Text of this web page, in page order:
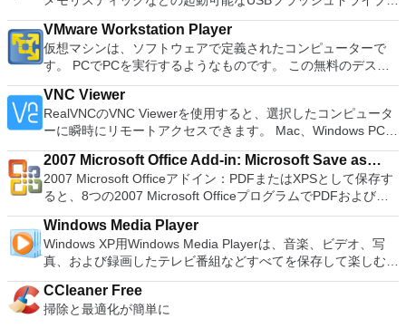
It is an easy to use, yet powerful app that will protect the
contents of your files and encrypt your text messages. The
only downside we could find is that you are not able to set a
master password that can be used for all encryptions.
However, with some useful tools such as batch mode and
checksum verification, Encrypt Care is a handy utility to own.
Writer Efficient word processor. Presentation Multimedia
presentations creator. Spreadsheets Powerful tool for data
processing and analysis. 100% compatible with MS Office
document file types (.docx, .pptx, .xlsx, etc.). Thousands of
support (iOS and Android). WPS Cloud Storage included.
Although it is a free suite, WPS Office 2016 Free comes with
many innovative features, including a useful a paragraph
adjustment tool int he Writer program. It has an Office to PDF
converter, automatic spell checking and word count features.
It also has some neat tools such as the Watermark in
document, and converting PowerPoint to Word document
support. Overall, WPS Office 2016 Free is a good alternative
to Microsoft's offering. The Writer program is a versatile word
processor; the Presentation program is an easy to use and
effective slide show maker that helps you to create impressive
multimedia presentations; and the Spreadsheets program is
both a flexible and a powerful spreadsheet application.
供するため、Playstation 2コンソールのすべての所有者は、
PCで動作するゲームを見ることができます。 PCSX2エミュレ
ーターを使用すると、PS2コントローラーを使用して、本物の
プレイステーション体験をシミュレートできます。このアプリ
ケーションでは、ディスクからゲームを直接実行することも、
ハードドライブからISOイメージとして実行することもできま
す。 主な機能は次のとおりです。 Savestates：ボタンを1つ
押すだけで、ゲームの現在の「状態」を保存できます。 無制
限のメモリーカード：好きなだけメモリーカードを保存でき、
8MBから64MBまでの単一の物理カードに制限されなくなりま
した。 高解像度グラフィックス：PCSX2を使用すると、
1080pまたは4K HDでゲームをプレイできます。 全体とし
ゲームを高い精度でエミュレートでき、Windowsとエミュレ
ーターを切り替えることができます。欠点は、高速ゲームに苦
労し、時々フリーズまたはクラッシュすることです。* PCSX2
を使用するには、コンソールから抽出できるPlaystation 2
BIOSが必要です。
フォーマットおよび作成できます。 Rufusは、次のシナリオで
役立ちます。 Windows、Linux、およびUEFI用の起動可能な
ISOからUSBインストールメディアを作成する必要がある場
合。 OSがインストールされていないシステムで作業する必要
がある場合。 BIOSまたはその他のファームウェアをDOSから
フラッシュする必要がある場合。 低レベルのユーティリティ
を実行する必要がある場合。 Rufusは次の* ISOで動作しま
す：Arch Linux、Archbang、BartPE / pebuilder、CentOS、
Damn Small Linux、Fedora、FreeDOS、Gentoo、
gNewSense、Hiren&#39;s Boot CD、LiveXP、Knoppix、
Kubuntu、Linux Mint、NT Password Registry Editor、
OpenSUSE、Parted Magic、Slackware、Tails、Trinity
Rescue Kit、Ubuntu、Ultimate Boot CD、Windows XP（SP2
以降）、Windows Server 2003 R2、Windows Vista、
Windows 7、Windows 8。 *このリストは完全ではありませ
ア語、マレーシア語、セシュティナ、ダンスク、ドイツ語、英
語、スペイン語、フランス語、フルバツキー、イタリア語、ラ
VMware Workstation Player
仮想マシンは、ソフトウェアで定義されたコンピューターで
す。 PCでPCを実行するようなものです。 この無料のデスク
トップ仮想化ソフトウェアアプリケーションにより、VMware
Workstation、VMware Fusion、VMware Server、または
VMware ESXで作成された仮想マシンを簡単に操作できます。
主な機能は次のとおりです。 1台のPCで複数のオペレーティ
ングシステムを同時に実行します。 インストールや構成の問
題なしに、事前構成された製品の利点を体験してください。
ホストコンピューターと仮想マシン間でデータを共有します。
32ビットと64ビットの両方の仮想マシンを実行します。 2-
way Virtual SMPを活用します。 サードパーティの仮想マシン
とイメージを使用します。 ホストコンピューターと仮想マシ
ン間でデータを共有します。 幅広いホストおよびゲストオペ
レーティングシステムのサポート。 USB 2.0デバイスのサポー
ト。 起動時にアプライアンス情報を取得します。 直感的なホ
ームページインターフェイスを介して仮想マシンに簡単にアク
VNC Viewer
RealVNCのVNC Viewerを使用すると、選択したコンピュータ
ーに瞬時にリモートアクセスできます。 Mac、Windows PC、
またはLinuxマシン、世界中のどこからでも。 VNC Viewerを
使用すると、コンピューターのデスクトップを表示したり、コ
ンピューターの前に直接座っているかのようにマウスとキーボ
ードを制御したりできます。 VNC Viewerは、インストールと
使用が簡単です。制御したいデバイスでインストーラーを実行
し、指示に従ってください。オプションで、Windowsでのリ
モート展開に使用可能なMSIがあります。デスクトッププラッ
トフォームにVNC Viewerをインストールする権限がない場合
は、スタンドアロンオプションを選択する必要があります。
主な機能は次のとおりです。 クラウドサービスを介してVNC
Connectを実行しているコンピューターに接続します。 Apple
2007 Microsoft Office Add-in: Microsoft Save as
PDF or XPS
2007 Microsoft Officeアドイン：PDFまたはXPSとして保存す
ると、8つの2007 Microsoft OfficeプログラムでPDFおよび
XPS形式にエクスポートして保存できます。このツールを使用
すると、これらのプログラムのサブセットでPDF形式および
XPS形式の電子メール添付ファイルとして送信することもでき
ます（特定の機能はプログラムによって異なります）。 この
ダウンロードは、次のOfficeプログラムで動作します。
Microsoft Office Access 2007。 Microsoft Office Excel 2007。
Microsoft Office InfoPath 2007。 Microsoft Office OneNote
Windows Media Player
Windows XP用Windows Media Playerは、音楽、ビデオ、写
真、および録画したテレビ番組などすべてを保存して楽しむ最
適な機能を搭載しています。 再生、表示、外出先で楽しむた
めのポータブル デバイスとの同期、さらには家中のデバイス
との共有も、すべて1か所で行えます。 シンプルなデザイン -
CCleaner Free
掃除と最適化が簡単に